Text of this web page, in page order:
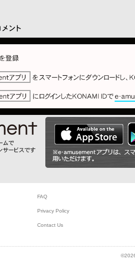
FAQ
Privacy Policy
Contact Us